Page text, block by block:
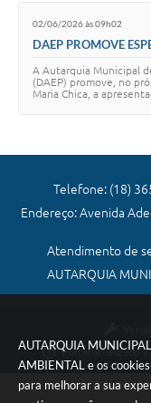
AUTARQUIA
AMBIENTAL e os
para melhorar a sua
Agenda
Diário Oficial
02/06/2026 às 09h02
DAEP PROMOVE
A Autarquia Municipal
(DAEP) promove, no
Maria Chica, a
Telefone: (18)
Endereço: Avenida
Atendimento de
AUTARQUIA
Portal atualizado